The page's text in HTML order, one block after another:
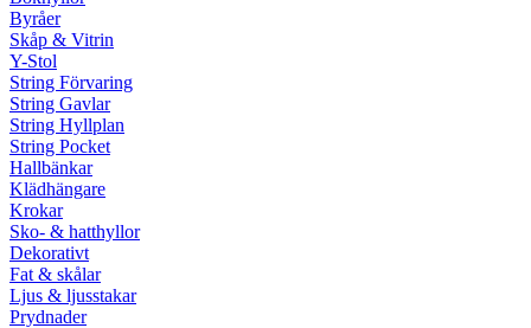
Byråer
Skåp & Vitrin
Y-Stol
String Förvaring
String Gavlar
String Hyllplan
String Pocket
Hallbänkar
Klädhängare
Krokar
Sko- & hatthyllor
Dekorativt
Fat & skålar
Ljus & ljusstakar
Prydnader